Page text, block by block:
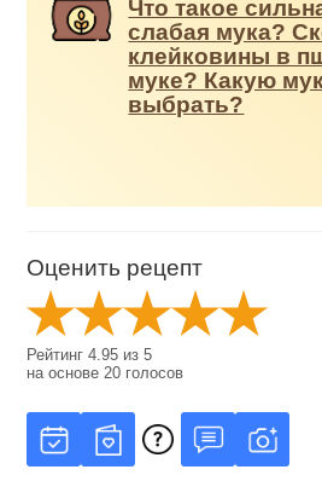
Что такое
слабая мука?
клейковины в
муке? Какую
выбрать?
Оценить рецепт
Рейтинг4.95 из5
на основе 20 голосов